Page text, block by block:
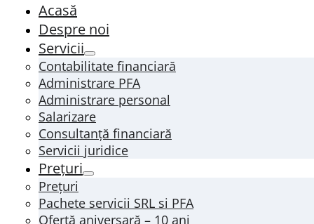
Acasă
Despre noi
Servicii
Contabilitate financiară
Administrare PFA
Administrare personal
Salarizare
Consultanță financiară
Servicii juridice
Prețuri
Prețuri
Pachete servicii SRL si PFA
Ofertă aniversară – 10 ani